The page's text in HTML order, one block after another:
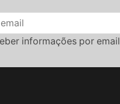
informações por email